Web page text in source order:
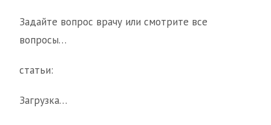
Задайте вопрос врачу или смотрите все
вопросы…
статьи:
Загрузка…